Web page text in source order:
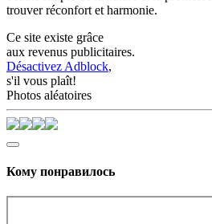
trouver réconfort et harmonie.
Ce site existe grâce
aux revenus publicitaires.
Désactivez Adblock,
s'il vous plaît!
Photos aléatoires
Кому понравилось